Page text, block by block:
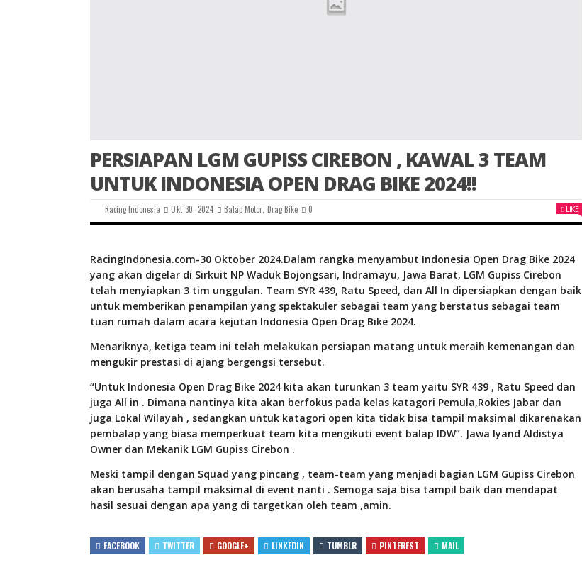
PERSIAPAN LGM GUPISS CIREBON , KAWAL 3 TEAM
UNTUK INDONESIA OPEN DRAG BIKE 2024!!
Racing Indonesia Okt 30, 2024 Balap Motor Drag Bike 0 LIKE
RacingIndonesia.com-30 Oktober 2024.Dalam rangka menyambut Indonesia Open Drag Bike 2024
yang akan digelar di Sirkuit NP Waduk Bojongsari, Indramayu, Jawa Barat, LGM Gupiss Cirebon
telah menyiapkan 3 tim unggulan. Team SYR 439, Ratu Speed, dan All In dipersiapkan dengan baik
untuk memberikan penampilan yang spektakuler sebagai team yang berstatus sebagai team
tuan rumah dalam acara kejutan Indonesia Open Drag Bike 2024.
Menariknya, ketiga team ini telah melakukan persiapan matang untuk meraih kemenangan dan
mengukir prestasi di ajang bergengsi tersebut.
“Untuk Indonesia Open Drag Bike 2024 kita akan turunkan 3 team yaitu SYR 439 , Ratu Speed dan
juga All in . Dimana nantinya kita akan berfokus pada kelas katagori Pemula,Rokies Jabar dan
juga Lokal Wilayah , sedangkan untuk katagori open kita tidak bisa tampil maksimal dikarenakan
pembalap yang biasa memperkuat team kita mengikuti event balap IDW”. Jawa Iyand Aldistya
Owner dan Mekanik LGM Gupiss Cirebon .
Meski tampil dengan Squad yang pincang , team-team yang menjadi bagian LGM Gupiss Cirebon
akan berusaha tampil maksimal di event nanti . Semoga saja bisa tampil baik dan mendapat
hasil sesuai dengan apa yang di targetkan oleh team ,amin.
FACEBOOK TWITTER GOOGLE+ LINKEDIN TUMBLR PINTEREST MAIL